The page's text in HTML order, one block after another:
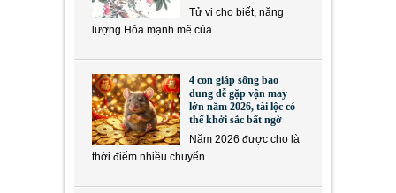
Tử vi cho biết, năng
lượng Hỏa mạnh mẽ của...
4 con giáp sống bao
dung dễ gặp vận may
lớn năm 2026, tài lộc có
thể khởi sắc bất ngờ
Năm 2026 được cho là
thời điểm nhiều chuyển...